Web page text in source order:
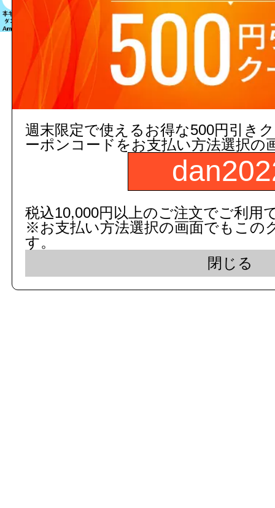
該当する商品は見つかりません
c 2015 dandorie.com All
表示モード： モバ
週末限定で使えるお得な500円引き
ーポンコードをお支払い方法選択の
税込10,000円以上のご注文でご利用
※お支払い方法選択の画面でもこの
す。
閉じる